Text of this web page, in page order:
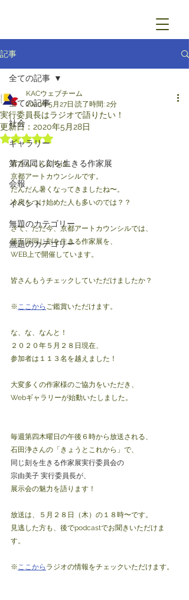
記事
全ての記事
社会
ギャラリー
第7回同じ刻を生きる作家展
会報
イベント
無題のカテゴリー
無題のカテゴリー
全ての記事
実行委員長はラジオで語りたい！
KACウェブチーム
2020年5月27日 読了時間: 2分
更新日： 2020年5月28日
5つ星のうちNaNと評価されています。
皆さんこんにちは。
京都アートカウンシルです。
だんだん暑くなってきましたね〜。
冷房をつけ始めた人も多いのでは？？
さて、ただ今、京都アートカウンシルでは、
第五回同じ刻を生きる作家展を、
WEB上で開催しています。
皆さんもうチェックしていただけましたか？
※ここから ご鑑賞いただけます。
な、な、なんと！
２０２０年５月２８日現在、
参加者は１１３名を越えました！
大変多くの作家様のご協力をいただき、
Webギャラリーが始動いたしました。
毎週第四木曜日の午後６時から放送される、
石田浄さんの「きょうとこれから」で、
同じ刻を生きる作家展実行委員会の
宗由美子 実行委員長が、
展示会の魅力を語ります！
放送は、５月２８日（木）の１８時〜です。
見逃した方も、後でpodcastでお聞きいただけま
す。
※ここから ラジオの情報をチェックいただけます。